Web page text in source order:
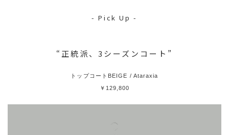
- Pick Up -
“正統派、3シーズンコート”
トップコートBEIGE / Ataraxia
￥129,800